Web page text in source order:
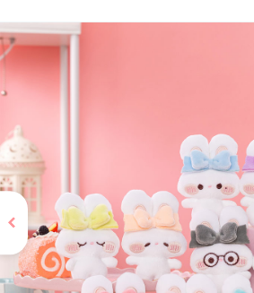
サポート
PRIZE 公式 X
PRIZE 公式 Instagram
CAPSULE TOY 公式 X